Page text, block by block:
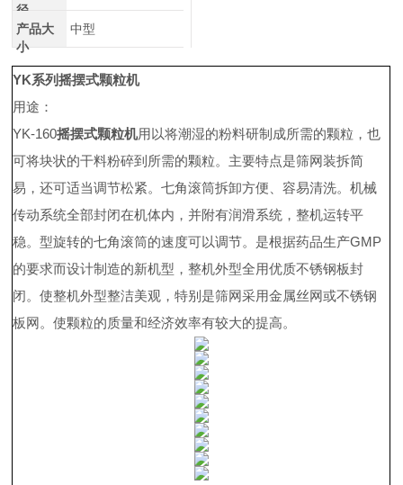
径
产品大
小
中型
YK系列摇摆式颗粒机
用途：
YK-160摇摆式颗粒机用以将潮湿的粉料研制成所需的颗粒，也
可将块状的干料粉碎到所需的颗粒。主要特点是筛网装拆简
易，还可适当调节松紧。七角滚筒拆卸方便、容易清洗。机械
传动系统全部封闭在机体内，并附有润滑系统，整机运转平
稳。型旋转的七角滚筒的速度可以调节。是根据药品生产GMP
的要求而设计制造的新机型，整机外型全用优质不锈钢板封
闭。使整机外型整洁美观，特别是筛网采用金属丝网或不锈钢
板网。使颗粒的质量和经济效率有较大的提高。